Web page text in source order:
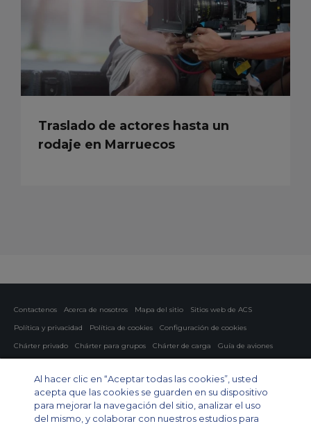
Traslado de actores hasta un
rodaje en Marruecos
Contactenos Acerca de nosotros Mapa del sitio
Sitios web de ACS
Política y privacidad
Política de cookies
Configuración de cookies
Chárter privado
Chárter para grupos Chárter de carga Guía de aviones
Private Charter App
Al hacer clic en “Aceptar todas las cookies”, usted
acepta que las cookies se guarden en su dispositivo
para mejorar la navegación del sitio, analizar el uso
del mismo, y colaborar con nuestros estudios para